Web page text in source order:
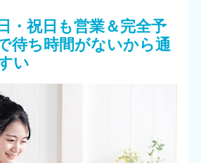
・祝日も営業＆完全予
待ち時間がないから通
い